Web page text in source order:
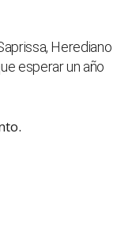
Herediano
esperar un año